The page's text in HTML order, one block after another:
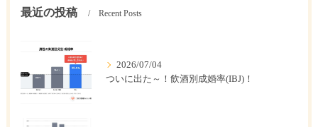
最近の投稿 Recent Posts
2026/07/04
ついに出た～！飲酒別成婚率(IBJ)！